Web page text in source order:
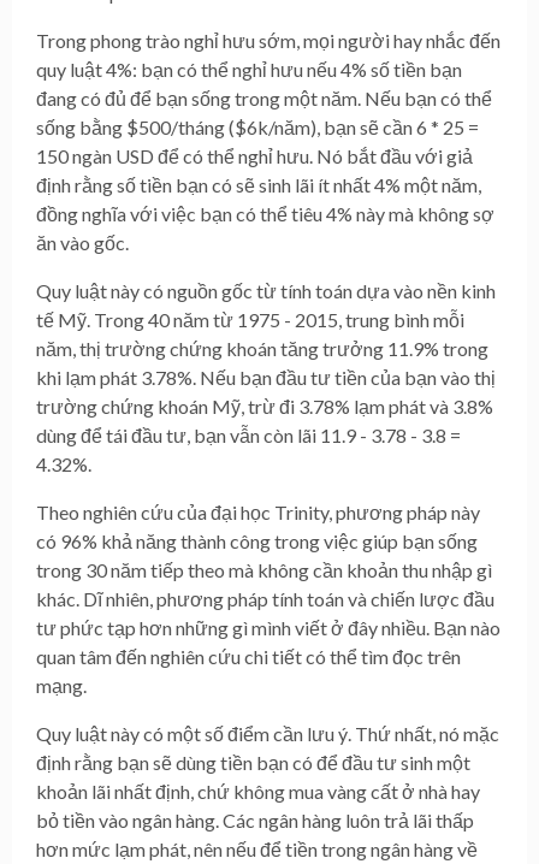
Trong phong trào nghỉ hưu sớm, mọi người hay nhắc đến
quy luật 4%: bạn có thể nghỉ hưu nếu 4% số tiền bạn
đang có đủ để bạn sống trong một năm. Nếu bạn có thể
sống bằng $500/tháng ($6k/năm), bạn sẽ cần 6 * 25 =
150 ngàn USD để có thể nghỉ hưu. Nó bắt đầu với giả
định rằng số tiền bạn có sẽ sinh lãi ít nhất 4% một năm,
đồng nghĩa với việc bạn có thể tiêu 4% này mà không sợ
ăn vào gốc.
Quy luật này có nguồn gốc từ tính toán dựa vào nền kinh
tế Mỹ. Trong 40 năm từ 1975 - 2015, trung bình mỗi
năm, thị trường chứng khoán tăng trưởng 11.9% trong
khi lạm phát 3.78%. Nếu bạn đầu tư tiền của bạn vào thị
trường chứng khoán Mỹ, trừ đi 3.78% lạm phát và 3.8%
dùng để tái đầu tư, bạn vẫn còn lãi 11.9 - 3.78 - 3.8 =
4.32%.
Theo nghiên cứu của đại học Trinity, phương pháp này
có 96% khả năng thành công trong việc giúp bạn sống
trong 30 năm tiếp theo mà không cần khoản thu nhập gì
khác. Dĩ nhiên, phương pháp tính toán và chiến lược đầu
tư phức tạp hơn những gì mình viết ở đây nhiều. Bạn nào
quan tâm đến nghiên cứu chi tiết có thể tìm đọc trên
mạng.
Quy luật này có một số điểm cần lưu ý. Thứ nhất, nó mặc
định rằng bạn sẽ dùng tiền bạn có để đầu tư sinh một
khoản lãi nhất định, chứ không mua vàng cất ở nhà hay
bỏ tiền vào ngân hàng. Các ngân hàng luôn trả lãi thấp
hơn mức lạm phát, nên nếu để tiền trong ngân hàng về